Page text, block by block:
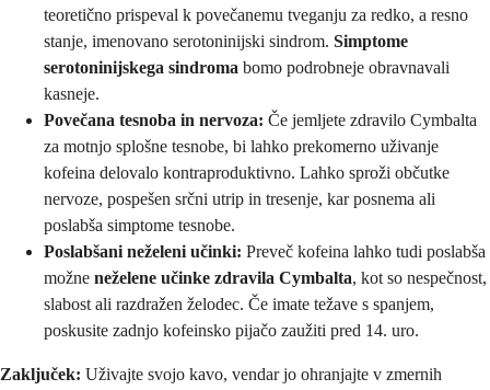
teoretično prispeval k povečanemu tveganju za redko, a resno
stanje, imenovano serotoninijski sindrom. Simptome
serotoninijskega sindroma bomo podrobneje obravnavali
kasneje.
Povečana tesnoba in nervoza: Če jemljete zdravilo Cymbalta
za motnjo splošne tesnobe, bi lahko prekomerno uživanje
kofeina delovalo kontraproduktivno. Lahko sproži občutke
nervoze, pospešen srčni utrip in tresenje, kar posnema ali
poslabša simptome tesnobe.
Poslabšani neželeni učinki: Preveč kofeina lahko tudi poslabša
možne neželene učinke zdravila Cymbalta, kot so nespečnost,
slabost ali razdražen želodec. Če imate težave s spanjem,
poskusite zadnjo kofeinsko pijačo zaužiti pred 14. uro.
Zaključek: Uživajte svojo kavo, vendar jo ohranjajte v zmernih